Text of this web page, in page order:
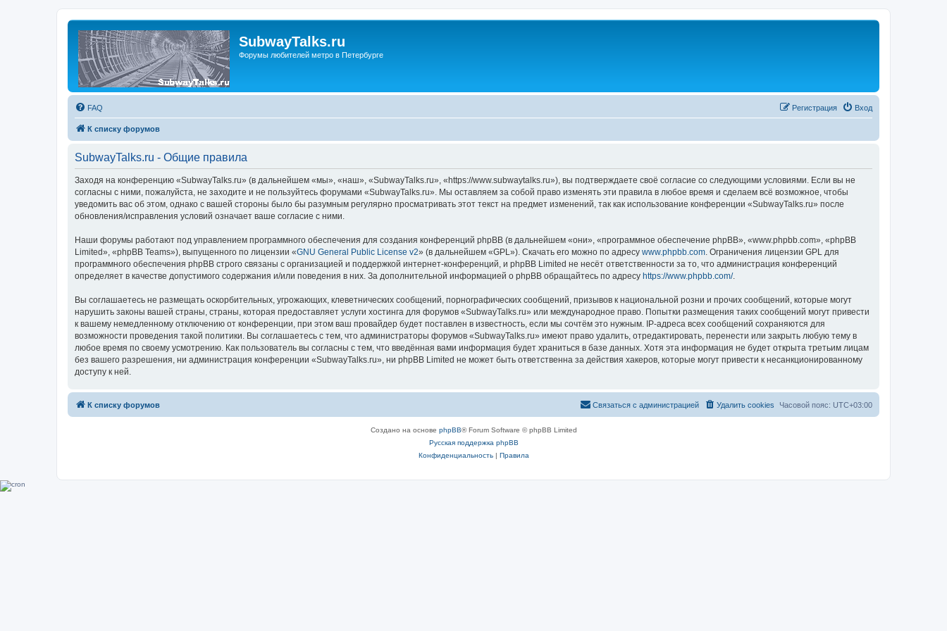
SubwayTalks.ru
Форумы любителей метро в Петербурге
FAQ Вход
Регистрация
К списку форумов
SubwayTalks.ru - Общие правила
Заходя на конференцию «SubwayTalks.ru» (в дальнейшем «мы», «наш», «SubwayTalks.ru», «https://www.subwaytalks.ru»), вы подтверждаете своё согласие со следующими условиями. Если вы не
согласны с ними, пожалуйста, не заходите и не пользуйтесь форумами «SubwayTalks.ru». Мы оставляем за собой право изменять эти правила в любое время и сделаем всё возможное, чтобы
уведомить вас об этом, однако с вашей стороны было бы разумным регулярно просматривать этот текст на предмет изменений, так как использование конференции «SubwayTalks.ru» после
обновления/исправления условий означает ваше согласие с ними.
Наши форумы работают под управлением программного обеспечения для создания конференций phpBB (в дальнейшем «они», «программное обеспечение phpBB», «www.phpbb.com», «phpBB
Limited», «phpBB Teams»), выпущенного по лицензии «GNU General Public License v2» (в дальнейшем «GPL»). Скачать его можно по адресу www.phpbb.com. Ограничения лицензии GPL для
программного обеспечения phpBB строго связаны с организацией и поддержкой интернет-конференций, и phpBB Limited не несёт ответственности за то, что администрация конференций
определяет в качестве допустимого содержания и/или поведения в них. За дополнительной информацией о phpBB обращайтесь по адресу https://www.phpbb.com/.
Вы соглашаетесь не размещать оскорбительных, угрожающих, клеветнических сообщений, порнографических сообщений, призывов к национальной розни и прочих сообщений, которые могут
нарушить законы вашей страны, страны, которая предоставляет услуги хостинга для форумов «SubwayTalks.ru» или международное право. Попытки размещения таких сообщений могут привести
к вашему немедленному отключению от конференции, при этом ваш провайдер будет поставлен в известность, если мы сочтём это нужным. IP-адреса всех сообщений сохраняются для
возможности проведения такой политики. Вы соглашаетесь с тем, что администраторы форумов «SubwayTalks.ru» имеют право удалить, отредактировать, перенести или закрыть любую тему в
любое время по своему усмотрению. Как пользователь вы согласны с тем, что введённая вами информация будет храниться в базе данных. Хотя эта информация не будет открыта третьим лицам
без вашего разрешения, ни администрация конференции «SubwayTalks.ru», ни phpBB Limited не может быть ответственна за действия хакеров, которые могут привести к несанкционированному
доступу к ней.
К списку форумов Часовой пояс: UTC+03:00
Удалить cookies
Связаться с администрацией
Создано на основе phpBB® Forum Software © phpBB Limited
Русская поддержка phpBB
Конфиденциальность| Правила